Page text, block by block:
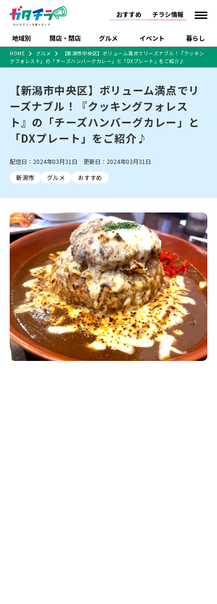
おすすめ チラシ情報
地域別 開店・閉店 グルメ イベント 暮らし
新潟市 下越
中越 上越
新潟市南区
新潟市江南区 新潟市秋葉区
新潟市西蒲区
村上・関川
新発田・聖籠
胎内・粟島
三条・加茂・田上
五泉・阿賀野・阿賀
燕・弥彦
長岡・見附
小千谷・十日町・津南
魚沼・南魚沼・湯沢
柏崎・刈羽・出雲崎
上越・妙高・糸魚川
開店 閉店
リニューアル・移転 休業 開店まとめ
閉店まとめ
新潟市・開店
新潟市・閉店
長岡市・開店
ラーメン 現地レポート
和食 洋食
カフェ
居酒屋・バー 焼肉
パスタ
パン・ベーカリー
タレカツ・豚カツ
デカ盛り・大盛り
旨辛・激辛
定食・町定食 海鮮・鮨
そば・うどん
日本酒・新潟清酒
ワイン・クラフトビール
ケーキ・パフェ
ビアガーデン・暑気払い
忘新年会・歓送迎会
体験・販売 祭り・伝統行事
趣味・展示会 ライブ・コンサート
にいがた酒の陣・新潟
住宅展示場
完成見学会 学生スポーツ アルビレックス
施設・ショップ
住宅メーカー・工務
店
食品メーカー・県産
品
観光スポット
温泉・入浴
ビルボードプレイスBP
新潟伊勢丹
ピア万代
リバーサイド千秋
パティオPATIO
特売セール インタビュー
特集・まとめ記事
ランキング 新潟人
キャンペーン
開店まとめ
閉店まとめ 人気記事まとめ
ラーメンまとめ
飲食店まとめ
食品スーパー・コンビ
戸建住宅・マンショ
ショッピングモール・
大型施設
ドラッグストア・ホーム
センター
インテリア・雑貨
外食・テイクアウト
新車・中古車・カー用品
旅行・レジャー
家電・携帯電話
冠婚葬祭
習い事・塾 通販・EC イベント
求人
官公庁・自治体
新潟市 チラシ
長岡・見附 チラシ
上越・妙高・糸魚川 チラシ
注目 チラシ
週末セール
火曜セール
オープン・リニューアルセール
周年祭・感謝祭セール
年末・初売りセール
HOME グルメ
【新潟市中央区】ボリューム満点でリーズナブル！『クッキン
グフォレスト』の「チーズハンバーグカレー」と「DXプレート」をご紹介♪
【新潟市中央区】ボリューム満点でリ
ーズナブル！『クッキングフォレス
ト』の「チーズハンバーグカレー」と
「DXプレート」をご紹介♪
配信日：2024年03月31日 更新日：2024年03月31日
新潟市
グルメ おすすめ